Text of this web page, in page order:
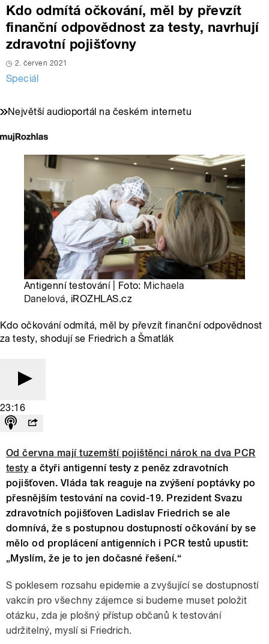
Kdo odmítá očkování, měl by převzít
finanční odpovědnost za testy, navrhují
zdravotní pojišťovny
2. červen 2021
Speciál
Největší audioportál na českém internetu
Antigenní testování | Foto: Michaela
Danelová, iROZHLAS.cz
Kdo očkování odmítá, měl by převzít finanční odpovědnost
za testy, shodují se Friedrich a Šmatlák
23:16
Od června mají tuzemští pojištěnci nárok na dva PCR
testy a čtyři antigenní testy z peněz zdravotních
pojišťoven. Vláda tak reaguje na zvýšení poptávky po
přesnějším testování na covid-19. Prezident Svazu
zdravotních pojišťoven Ladislav Friedrich se ale
domnívá, že s postupnou dostupností očkování by se
mělo od proplácení antigenních i PCR testů upustit:
„Myslím, že je to jen dočasné řešení.“
S poklesem rozsahu epidemie a zvyšující se dostupností
vakcín pro všechny zájemce si budeme muset položit
otázku, zda je plošný přístup občanů k testování
udržitelný, myslí si Friedrich.